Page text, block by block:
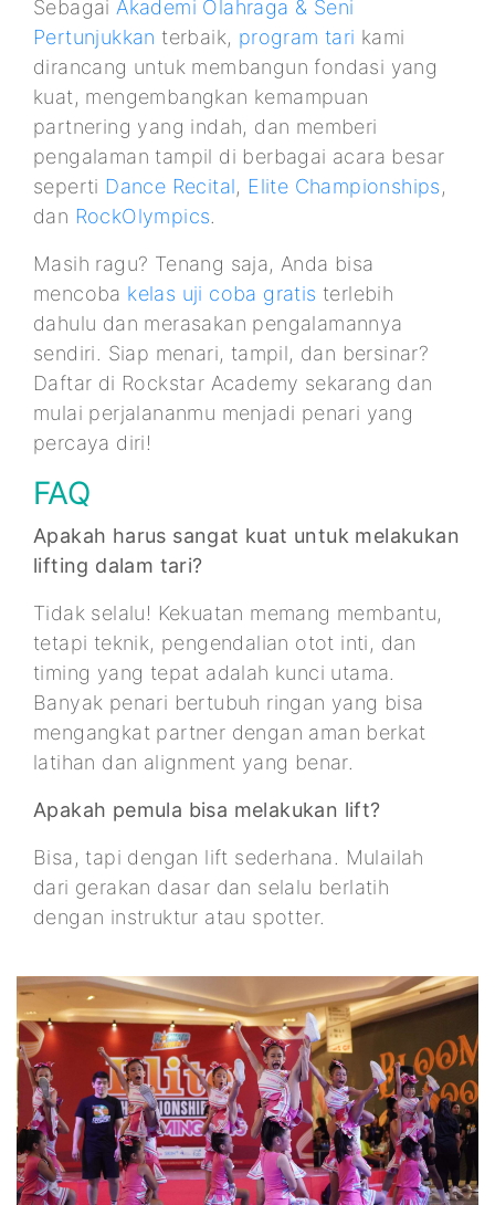
SebagaiAkademi Olahraga & Seni
Pertunjukkan terbaik, program tari kami
dirancang untuk membangun fondasi yang
kuat, mengembangkan kemampuan
partnering yang indah, dan memberi
pengalaman tampil di berbagai acara besar
seperti Dance Recital, Elite Championships,
dan RockOlympics.
Masih ragu? Tenang saja, Anda bisa
mencoba kelas uji coba gratis terlebih
dahulu dan merasakan pengalamannya
sendiri. Siap menari, tampil, dan bersinar?
Daftar di Rockstar Academy sekarang dan
mulai perjalananmu menjadi penari yang
percaya diri!
FAQ
Apakah harus sangat kuat untuk melakukan
lifting dalam tari?
Tidak selalu! Kekuatan memang membantu,
tetapi teknik, pengendalian otot inti, dan
timing yang tepat adalah kunci utama.
Banyak penari bertubuh ringan yang bisa
mengangkat partner dengan aman berkat
latihan dan alignment yang benar.
Apakah pemula bisa melakukan lift?
Bisa, tapi dengan lift sederhana. Mulailah
dari gerakan dasar dan selalu berlatih
dengan instruktur atau spotter.